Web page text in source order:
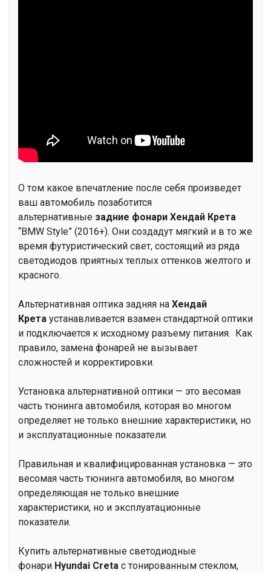
О том какое впечатление после себя произведет
ваш автомобиль позаботится
альтернативные задние фонари Хендай Крета
“BMW Style” (2016+). Они создадут мягкий и в то же
время футуристический свет, состоящий из ряда
светодиодов приятных теплых оттенков желтого и
красного.
Альтернативная оптика задняя на Хендай
Крета устанавливается взамен стандартной оптики
и подключается к исходному разъему питания. Как
правило, замена фонарей не вызывает
сложностей и корректировки.
Установка альтернативной оптики — это весомая
часть тюнинга автомобиля, которая во многом
определяет не только внешние характеристики, но
и эксплуатационные показатели.
Правильная и квалифицированная установка — это
весомая часть тюнинга автомобиля, во многом
определяющая не только внешние
характеристики, но и эксплуатационные
показатели.
Купить альтернативные светодиодные
фонари Hyundai Creta с тонированным стеклом,